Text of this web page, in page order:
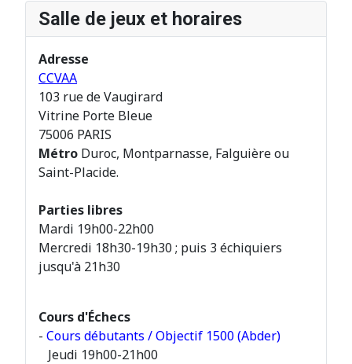
Salle de jeux et horaires
Adresse
CCVAA
103 rue de Vaugirard
Vitrine Porte Bleue
75006 PARIS
Métro Duroc, Montparnasse, Falguière ou
Saint-Placide.
Parties libres
Mardi 19h00-22h00
Mercredi 18h30-19h30 ; puis 3 échiquiers
jusqu'à 21h30
Cours d'Échecs
- Cours débutants / Objectif 1500 (Abder)
Jeudi 19h00-21h00